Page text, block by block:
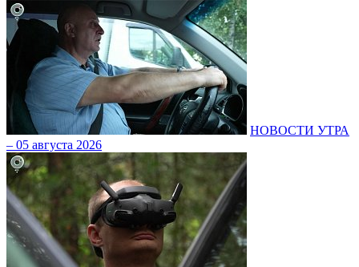
НОВОСТИ УТРА
– 05 августа 2026